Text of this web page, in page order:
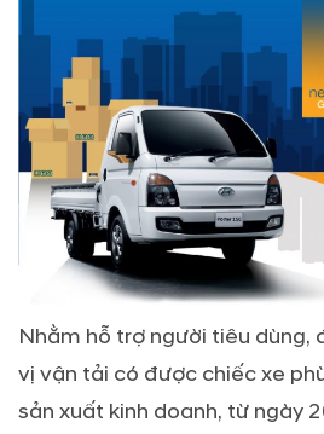
Nhằm hỗ trợ người tiêu dùng,
vị vận tải có được chiếc xe
sản xuất kinh doanh, từ ngày